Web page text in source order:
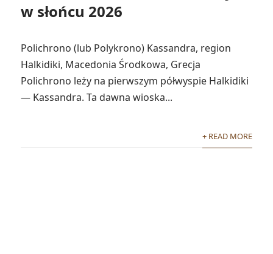
w słońcu 2026
Polichrono (lub Polykrono) Kassandra, region
Halkidiki, Macedonia Środkowa, Grecja
Polichrono leży na pierwszym półwyspie Halkidiki
— Kassandra. Ta dawna wioska...
+ READ MORE